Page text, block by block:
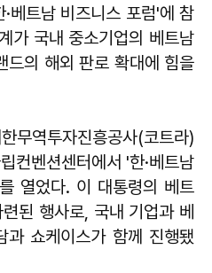
베트남 비즈니스 포럼'에 참
가 국내 중소기업의 베트남
드의 해외 판로 확대에 힘을
역투자진흥공사(코트라)
컨벤션센터에서 '한·베트남
열었다. 이 대통령의 베트
된 행사로, 국내 기업과 베
쇼케이스가 함께 진행됐